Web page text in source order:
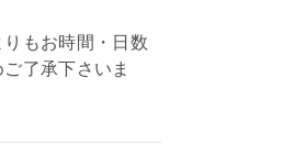
もお時間・日数
了承下さいま